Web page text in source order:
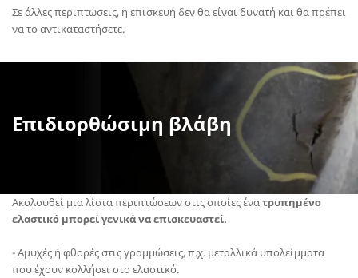
Σε άλλες περιπτώσεις, η επισκευή δεν θα είναι δυνατή και θα πρέπει
να το αντικαταστήσετε.
Επιδιορθώσιμη βλάβη
Ακολουθεί μια λίστα περιπτώσεων στις οποίες ένατρυπημένο
ελαστικό μπορεί γενικά να επισκευαστεί.
- Αμυχές ή φθορές στις γραμμώσεις, π.χ. μεταλλικά υπολείμματα
που έχουν κολλήσει στο ελαστικό.